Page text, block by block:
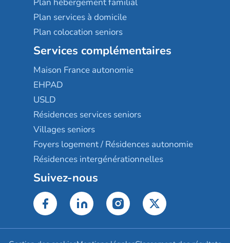
Plan hébergement familial
Plan services à domicile
Plan colocation seniors
Services complémentaires
Maison France autonomie
EHPAD
USLD
Résidences services seniors
Villages seniors
Foyers logement / Résidences autonomie
Résidences intergénérationnelles
Suivez-nous